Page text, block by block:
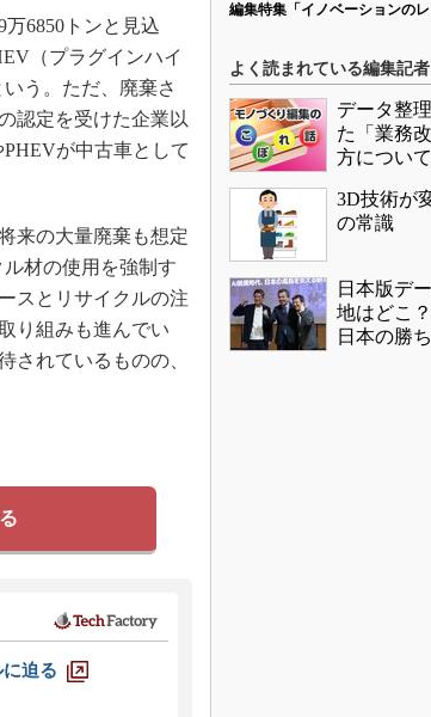
6850トンと見込
（プラグインハイ
う。ただ、廃棄さ
認定を受けた企業以
が中古車として
来の大量廃棄も想定
材の使用を強制す
スとリサイクルの注
り組みも進んでい
されているものの、
迫る
編集特集「イノベーションのレ
よく読まれている編集記
データ整
た「業務
方について
3D技術が
の常識
日本版デ
地はどこ
日本の勝